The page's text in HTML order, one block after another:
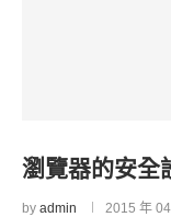
瀏覽器的安全
by admin 2015 年